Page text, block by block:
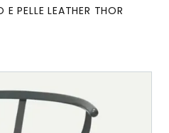
PELLE LEATHER THOR